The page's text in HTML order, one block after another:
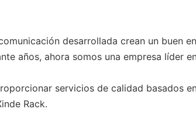
desarrollada crean un buen
años, ahora somos una empresa líder
servicios de calidad basados
Rack.